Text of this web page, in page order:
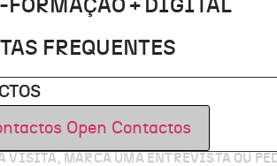
FORMAÇÃO + DIGITAL
FREQUENTES
Open Contactos
VISITA, MARCA UMA ENTREVISTA OU